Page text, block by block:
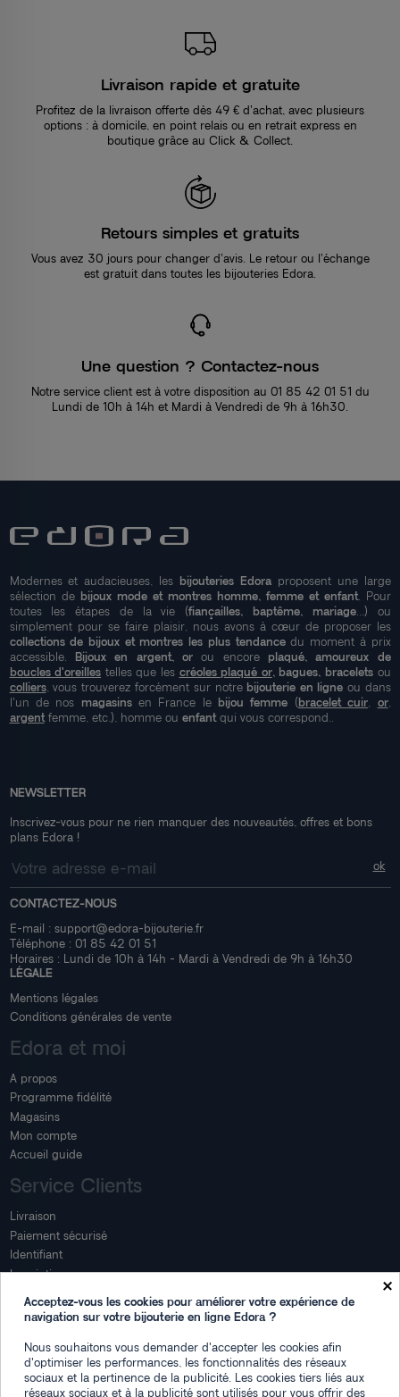
Livraison rapide et gratuite
Profitez de la livraison offerte dès 49 € d’achat, avec plusieurs
options : à domicile, en point relais ou en retrait express en
boutique grâce au Click & Collect.
Retours simples et gratuits
Vous avez 30 jours pour changer d’avis. Le retour ou l’échange
est gratuit dans toutes les bijouteries Edora.
Une question ? Contactez-nous
Notre service client est à votre disposition au 01 85 42 01 51 du
Lundi de 10h à 14h et Mardi à Vendredi de 9h à 16h30.
Modernes et audacieuses, les bijouteries Edoraproposent une large
sélection de bijoux mode et montres homme, femme et enfant. Pour
toutes les étapes de la vie (fiançailles, baptême, mariage...) ou
simplement pour se faire plaisir, nous avons à cœur de proposer les
collections de bijoux et montres les plus tendancedu moment à prix
accessible. Bijoux en argent, orou encore plaqué, amoureux de
boucles d'oreilles telles que les créoles plaqué or, bagues, braceletsou
colliers, vous trouverez forcément sur notre bijouterie en ligne ou dans
l'un de nos magasinsen France le bijou femme (bracelet cuir or,
argentfemme, etc.), homme ou enfantqui vous correspond..
NEWSLETTER
Inscrivez-vous pour ne rien manquer des nouveautés, offres et bons
plans Edora !
CONTACTEZ-NOUS
E-mail : support@edora-bijouterie.fr
Téléphone : 01 85 42 01 51
Horaires : Lundi de 10h à 14h - Mardi à Vendredi de 9h à 16h30
LÉGALE
Mentions légales
Conditions générales de vente
Edora et moi
A propos
Programme fidélité
Magasins
Mon compte
Accueil guide
Service Clients
Livraison
Paiement sécurisé
Identifiant
Inscription
Mon espace
Suivi de commande
Connexion
Créez votre compte
×
Acceptez-vous les cookies pour améliorer votre expérience de
navigation sur votre bijouterie en ligne Edora ?
Nous souhaitons vous demander d'accepter les cookies afin
d'optimiser les performances, les fonctionnalités des réseaux
sociaux et la pertinence de la publicité. Les cookies tiers liés aux
réseaux sociaux et à la publicité sont utilisés pour vous offrir des